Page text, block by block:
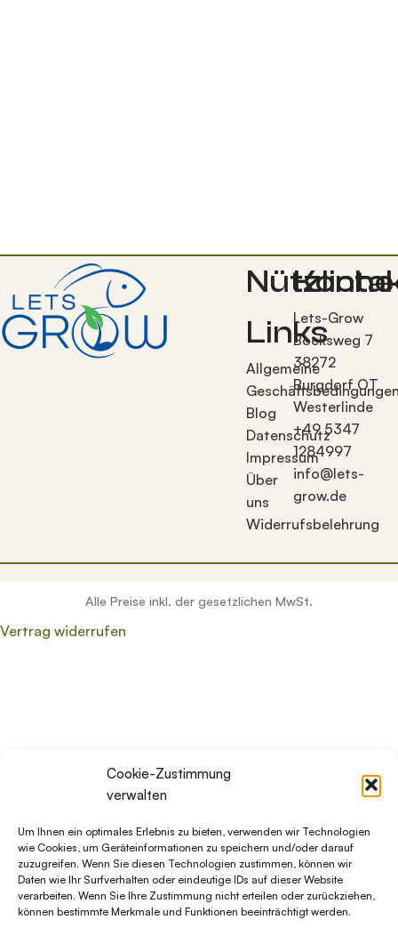
Cookie-Zustimmung
verwalten
Um Ihnen ein optimales Erlebnis zu bieten, verwenden wir Technologien
wie Cookies, um Geräteinformationen zu speichern und/oder darauf
zuzugreifen. Wenn Sie diesen Technologien zustimmen, können wir
Daten wie Ihr Surfverhalten oder eindeutige IDs auf dieser Website
verarbeiten. Wenn Sie Ihre Zustimmung nicht erteilen oder zurückziehen,
können bestimmte Merkmale und Funktionen beeinträchtigt werden.
Nützliche
Links
Allgemeine
Blog
Datenschutz
Impressum
Über
uns
Widerrufsbelehrung
Lets-Grow
Bocksweg 7
38272
Burgdorf OT
Westerlinde
+49 5347
1284997
info@lets-
grow.de
Alle Preise inkl. der gesetzlichen MwSt.
Vertrag widerrufen